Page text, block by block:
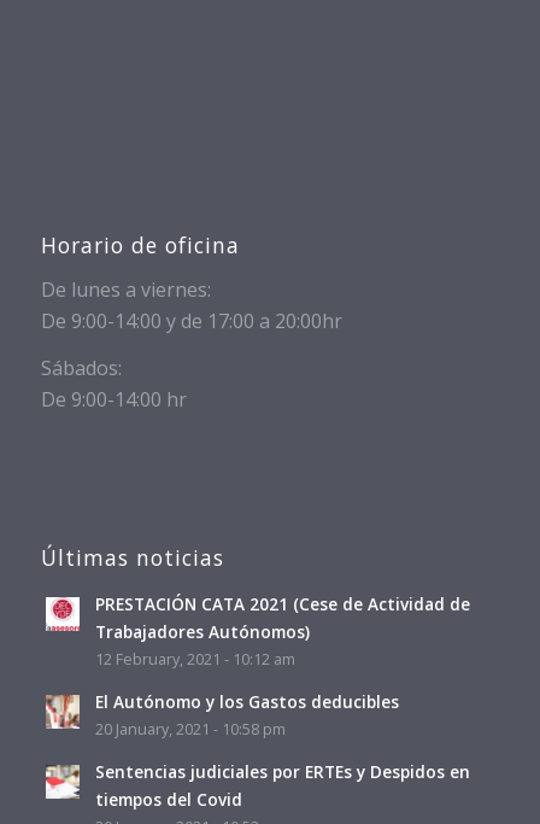
Horario de oficina
De lunes a viernes:
De 9:00-14:00 y de 17:00 a 20:00hr
Sábados:
De 9:00-14:00 hr
Últimas noticias
PRESTACIÓN CATA 2021 (Cese de Actividad de
Trabajadores Autónomos)
12 February, 2021 - 10:12 am
El Autónomo y los Gastos deducibles
20 January, 2021 - 10:58 pm
Sentencias judiciales por ERTEs y Despidos en
tiempos del Covid